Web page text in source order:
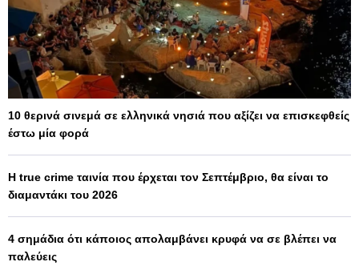
10 θερινά σινεμά σε ελληνικά νησιά που αξίζει να επισκεφθείς
έστω μία φορά
Η true crime ταινία που έρχεται τον Σεπτέμβριο, θα είναι το
διαμαντάκι του 2026
4 σημάδια ότι κάποιος απολαμβάνει κρυφά να σε βλέπει να
παλεύεις